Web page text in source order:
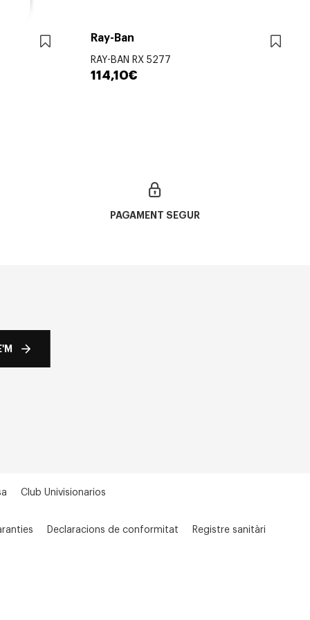
Ray-Ban
RAY-BAN RX 5277
114,10€
PAGAMENT SEGUR
Club Univisionarios
Declaracions de conformitat Registre sanitàri